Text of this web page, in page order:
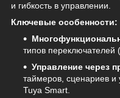
и гибкость в управлении.
Ключевые особенности:
типов переключателей
Управление через
таймеров, сценариев и
Tuya Smart.